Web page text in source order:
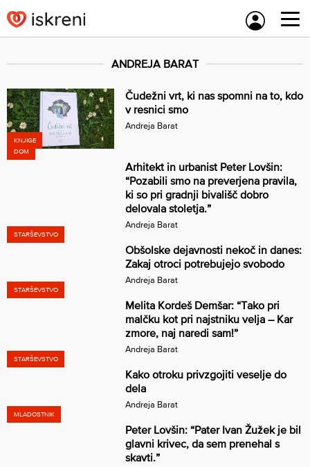
to
content
ANDREJA BARAT
KNJIGE
Čudežni vrt, ki nas spomni na to, kdo
v resnici smo
Andreja Barat
DOM
Arhitekt in urbanist Peter Lovšin:
“Pozabili smo na preverjena pravila,
ki so pri gradnji bivališč dobro
delovala stoletja.”
Andreja Barat
STARŠEVSTVO
Obšolske dejavnosti nekoč in danes:
Zakaj otroci potrebujejo svobodo
Andreja Barat
STARŠEVSTVO
Melita Kordeš Demšar: “Tako pri
malčku kot pri najstniku velja – Kar
zmore, naj naredi sam!”
Andreja Barat
STARŠEVSTVO
Kako otroku privzgojiti veselje do
dela
Andreja Barat
MLADOSTNIK
Peter Lovšin: “Pater Ivan Žužek je bil
glavni krivec, da sem prenehal s
skavti.”